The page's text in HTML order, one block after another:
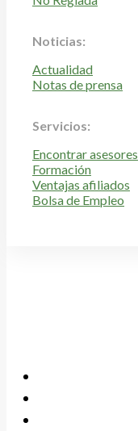
Noticias:
Actualidad
Notas de prensa
Servicios:
Encontrar asesores
Formación
Ventajas afiliados
Bolsa de Empleo